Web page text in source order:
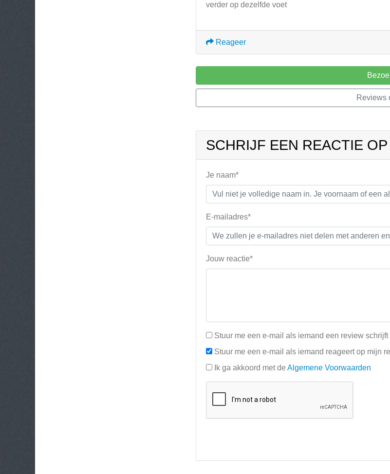
verder op dezelfde voet
Reageer
Reviews
SCHRIJF EEN REACTIE
Je naam*
E-mailadres*
Jouw reactie*
Stuur me een e-mail als iemand een review
Stuur me een e-mail als iemand reageert op mijn
Ik ga akkoord met de Algemene Voorwaarden